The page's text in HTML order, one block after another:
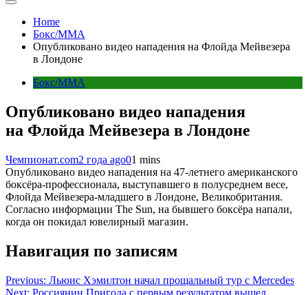
Home
Бокс/MMA
Опубликовано видео нападения на Флойда Мейвезера
в Лондоне
Бокс/MMA
Опубликовано видео нападения
на Флойда Мейвезера в Лондоне
Чемпионат.com2 года ago01 mins
Опубликовано видео нападения на 47-летнего американского
боксёра-профессионала, выступавшего в полусреднем весе,
Флойда Мейвезера-младшего в Лондоне, Великобритания.
Согласно информации The Sun, на бывшего боксёра напали,
когда он покидал ювелирный магазин.
Навигация по записям
Previous: Льюис Хэмилтон начал прощальный тур с Mercedes
Next: Россиянин Пригода с первым результатом вышел